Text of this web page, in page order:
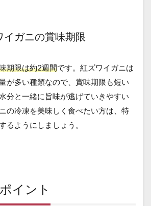
イガニの賞味期限
期限は約2週間です。紅ズワイガニは
が多い種類なので、賞味期限も短い
分と一緒に旨味が逃げていきやすい
の冷凍を美味しく食べたい方は、特
るようにしましょう。
イント